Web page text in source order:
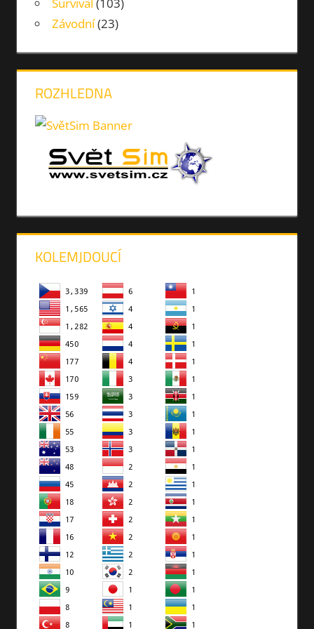
Survival (103)
Závodní(23)
ROZHLEDNA
KOLEMJDOUCÍ